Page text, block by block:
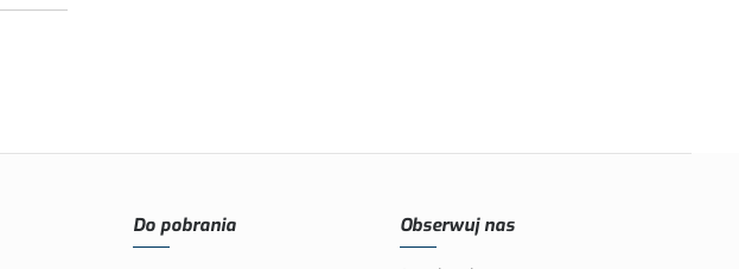
Do pobrania Obserwuj nas